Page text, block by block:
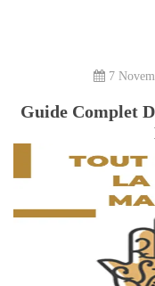
7
Guide Complet